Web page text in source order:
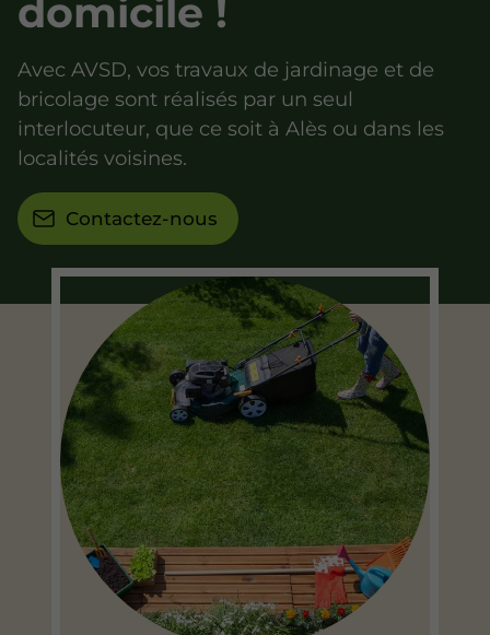
domicile !
Avec AVSD, vos travaux de jardinage et de
bricolage sont réalisés par un seul
interlocuteur, que ce soit à Alès ou dans les
localités voisines.
Contactez-nous